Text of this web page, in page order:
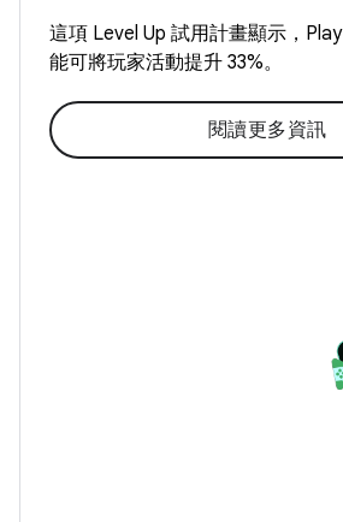
這項 Level Up 試用計畫顯示，
能可將玩家活動提升 33%。
閱讀更多資訊